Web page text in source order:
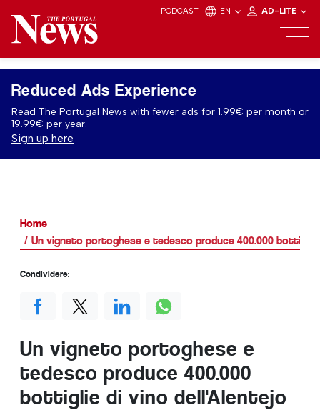
PODCAST EN AD-LITE
Reduced Ads Experience
Read The Portugal News with fewer ads for 1.99€ per month or
19.99€ per year.
Sign up here
Home
Un vigneto portoghese e tedesco produce 400.000 bottiglie
Un vigneto portoghese e
tedesco produce 400.000
bottiglie di vino dell'Alentejo
Condividere: